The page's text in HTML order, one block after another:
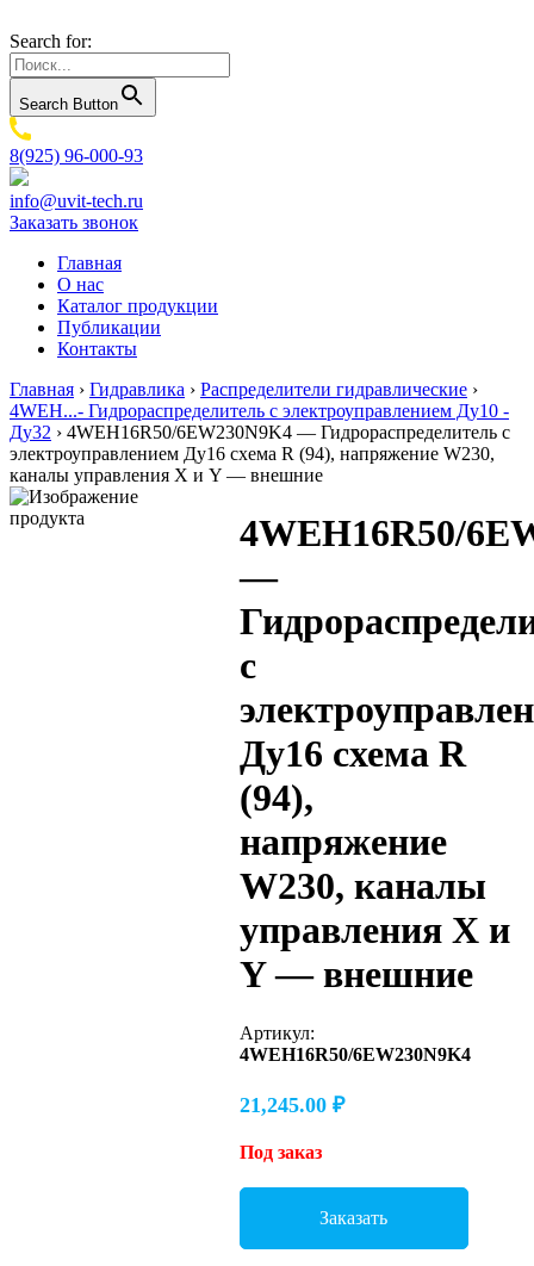
Search for:
Search Button
8(925) 96-000-93
info@uvit-tech.ru
Заказать звонок
Главная
О нас
Каталог продукции
Публикации
Контакты
Главная › Гидравлика › Распределители гидравлические ›
4WEH...- Гидрораспределитель с электроуправлением Ду10 -
Ду32 › 4WEH16R50/6EW230N9K4 — Гидрораспределитель с
электроуправлением Ду16 схема R (94), напряжение W230,
каналы управления X и Y — внешние
4WEH16R50/
—
с
Ду16 схема R
(94),
напряжение
W230, каналы
управления X и
Y — внешние
Артикул:
4WEH16R50/6EW230N9K4
21,245.00 ₽
Под заказ
Заказать